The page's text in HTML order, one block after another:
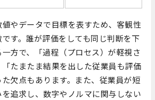
やデータで目標を表すため、客観性
す。誰が評価をしても同じ判断を下
方で、「過程（プロセス）が軽視さ
たまたま結果を出した従業員も評価
欠点もあります。また、従業員が短
追求し、数字やノルマに関与しない